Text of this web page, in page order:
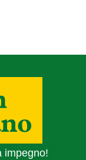
impegno!